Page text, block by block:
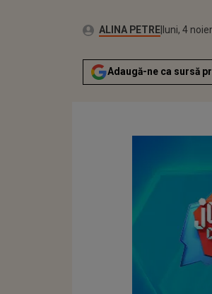
Autor:ALINA PETREPublicat:
luni, 4
Actualizat:
luni, 4
Adaugă-ne ca sursă